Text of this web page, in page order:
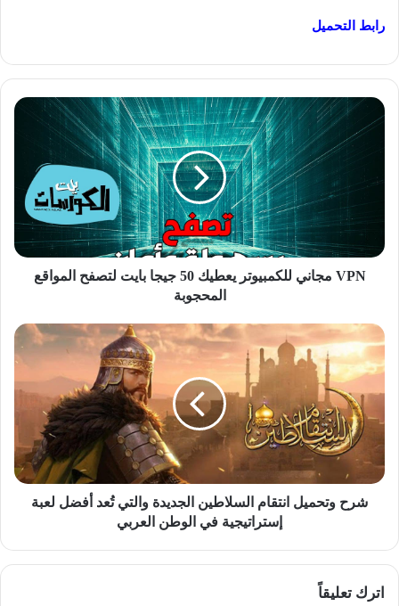
رابط التحميل
VPN
مجاني
للكمبيوتر
50
المواقع
المحجوبة
VPN مجاني للكمبيوتر يعطيك 50 جيجا بايت لتصفح المواقع
المحجوبة
شرح
وتحميل
انتقام
السلاطين
الجديدة
والتي
تُعد
أفضل
لعبة
إستراتيجية
شرح وتحميل انتقام السلاطين الجديدة والتي تُعد أفضل لعبة
إستراتيجية في الوطن العربي
اترك تعليقاً